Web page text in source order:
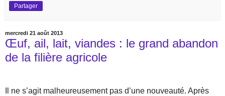
Partager
mercredi 21 août 2013
Œuf, ail, lait, viandes : le grand abandon
de la filière agricole
Il ne s’agit malheureusement pas d’une nouveauté. Après